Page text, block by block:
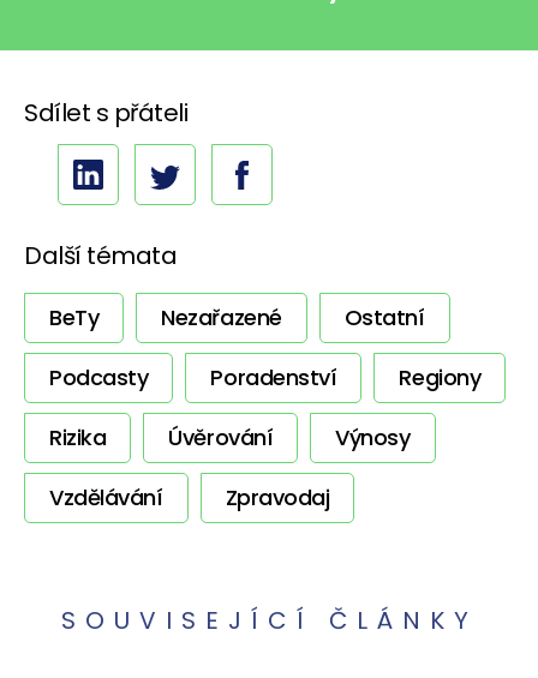
Sdílet s přáteli
Další témata
BeTy Nezařazené
Ostatní
Podcasty
Poradenství
Regiony
Rizika
Úvěrování
Výnosy
Vzdělávání
Zpravodaj
SOUVISEJÍCÍ ČLÁNKY